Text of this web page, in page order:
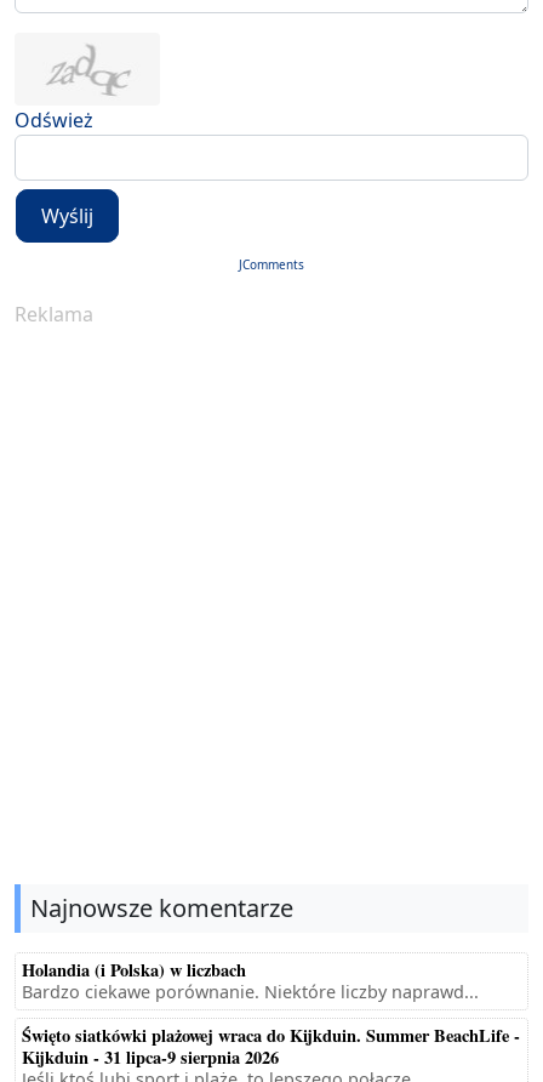
Odśwież
Wyślij
JComments
Reklama
Najnowsze komentarze
Holandia (i Polska) w liczbach
Bardzo ciekawe porównanie. Niektóre liczby naprawd...
Święto siatkówki plażowej wraca do Kijkduin. Summer BeachLife -
Kijkduin - 31 lipca-9 sierpnia 2026